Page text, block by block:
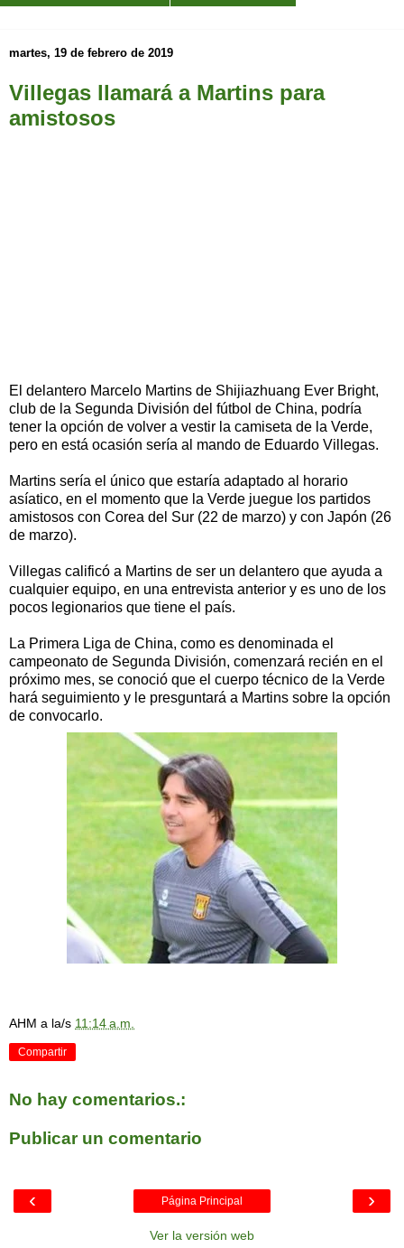
martes, 19 de febrero de 2019
Villegas llamará a Martins para
amistosos
El delantero Marcelo Martins de Shijiazhuang Ever Bright,
club de la Segunda División del fútbol de China, podría
tener la opción de volver a vestir la camiseta de la Verde,
pero en está ocasión sería al mando de Eduardo Villegas.
Martins sería el único que estaría adaptado al horario
asíatico, en el momento que la Verde juegue los partidos
amistosos con Corea del Sur (22 de marzo) y con Japón (26
de marzo).
Villegas calificó a Martins de ser un delantero que ayuda a
cualquier equipo, en una entrevista anterior y es uno de los
pocos legionarios que tiene el país.
La Primera Liga de China, como es denominada el
campeonato de Segunda División, comenzará recién en el
próximo mes, se conoció que el cuerpo técnico de la Verde
hará seguimiento y le presguntará a Martins sobre la opción
de convocarlo.
AHM a la/s 11:14 a.m.
Compartir
No hay comentarios.:
Publicar un comentario
‹ ›
Página Principal
Ver la versión web